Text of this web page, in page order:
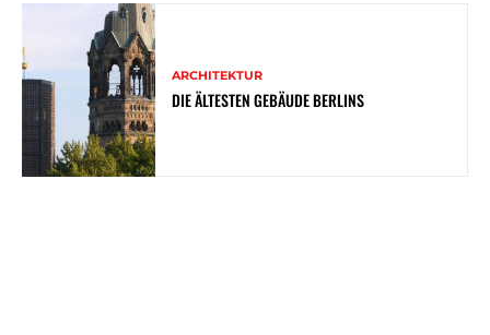
ARCHITEKTUR
DIE ÄLTESTEN GEBÄUDE BERLINS